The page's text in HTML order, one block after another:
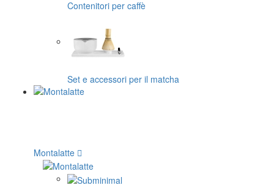
Contenitori per caffè
Set e accessori per il matcha
Montalatte